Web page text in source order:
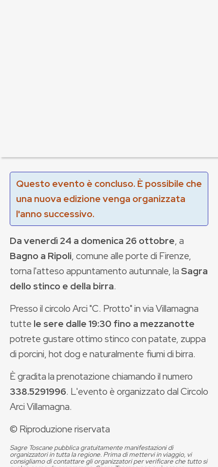
Questo evento è concluso. È possibile che
una nuova edizione venga organizzata
l'anno successivo.
Da venerdì 24 a domenica 26 ottobre, a
Bagno a Ripoli, comune alle porte di Firenze,
torna l'atteso appuntamento autunnale, laSagra
dello stinco e della birra.
Presso il circolo Arci "C. Protto" in via Villamagna
tutte le sere dalle 19:30 fino a mezzanotte
potrete gustare ottimo stinco con patate, zuppa
di porcini, hot dog e naturalmente fiumi di birra.
È gradita la prenotazione chiamando il numero
338.5291996. L'evento è organizzato dal Circolo
Arci Villamagna.
© Riproduzione riservata
Sagre Toscane pubblica gratuitamente manifestazioni di
organizzatori in tutta la regione. Prima di mettervi in viaggio, vi
consigliamo di contattare gli organizzatori per verificare che tutto si